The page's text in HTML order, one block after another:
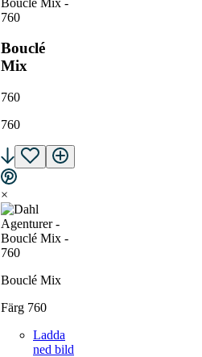
Bouclé
Mix
760
760
×
Bouclé Mix
Färg 760
Ladda
ned bild